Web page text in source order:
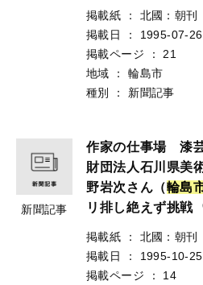
掲載紙 ：
北國：朝刊
掲載日
：
1995-07-26
掲載ページ
：
21
地域
：
輪島市
種別
： 新聞記事
新聞記事
作家の仕事場 漆
財団法人石川県美
野岩次さん（輪島
リ排し絶えず挑戦
掲載紙 ：
北國：朝刊
掲載日
：
1995-10-25
掲載ページ
：
14